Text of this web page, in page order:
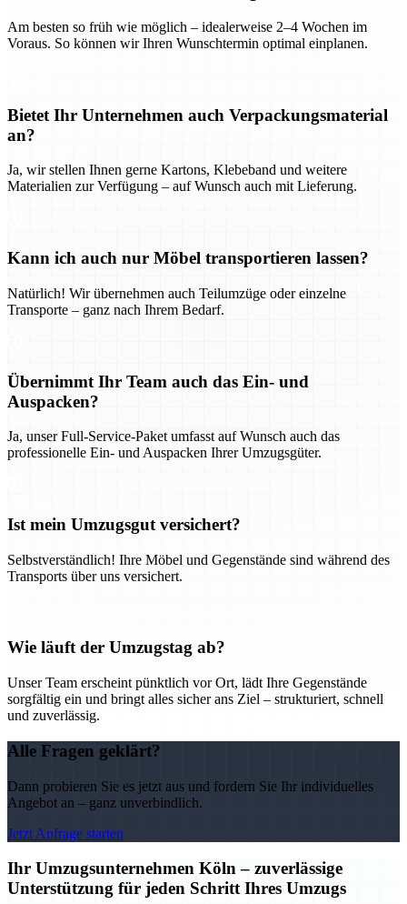
Am besten so früh wie möglich – idealerweise 2–4 Wochen im
Voraus. So können wir Ihren Wunschtermin optimal einplanen.
Bietet Ihr Unternehmen auch Verpackungsmaterial
an?
Ja, wir stellen Ihnen gerne Kartons, Klebeband und weitere
Materialien zur Verfügung – auf Wunsch auch mit Lieferung.
Kann ich auch nur Möbel transportieren lassen?
Natürlich! Wir übernehmen auch Teilumzüge oder einzelne
Transporte – ganz nach Ihrem Bedarf.
Übernimmt Ihr Team auch das Ein- und
Auspacken?
Ja, unser Full-Service-Paket umfasst auf Wunsch auch das
professionelle Ein- und Auspacken Ihrer Umzugsgüter.
Ist mein Umzugsgut versichert?
Selbstverständlich! Ihre Möbel und Gegenstände sind während des
Transports über uns versichert.
Wie läuft der Umzugstag ab?
Unser Team erscheint pünktlich vor Ort, lädt Ihre Gegenstände
sorgfältig ein und bringt alles sicher ans Ziel – strukturiert, schnell
und zuverlässig.
Alle Fragen geklärt?
Dann probieren Sie es jetzt aus und fordern Sie Ihr individuelles
Angebot an – ganz unverbindlich.
Jetzt Anfrage starten
Ihr Umzugsunternehmen Köln – zuverlässige
Unterstützung für jeden Schritt Ihres Umzugs